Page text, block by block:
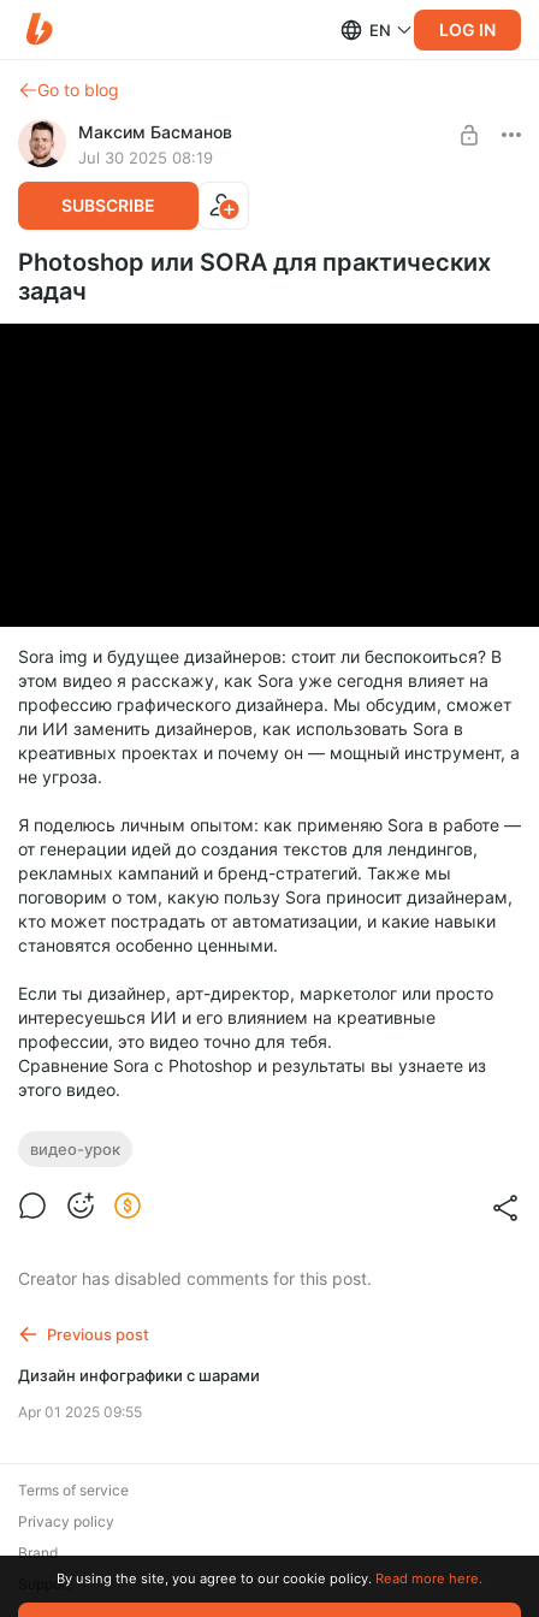
EN LOG IN
Go to blog
Максим Басманов
Jul 30 2025 08:19
SUBSCRIBE
Photoshop или SORA для практических
задач
Sora img и будущее дизайнеров: стоит ли беспокоиться? В
этом видео я расскажу, как Sora уже сегодня влияет на
профессию графического дизайнера. Мы обсудим, сможет
ли ИИ заменить дизайнеров, как использовать Sora в
креативных проектах и почему он — мощный инструмент, а
не угроза.
Я поделюсь личным опытом: как применяю Sora в работе —
от генерации идей до создания текстов для лендингов,
рекламных кампаний и бренд-стратегий. Также мы
поговорим о том, какую пользу Sora приносит дизайнерам,
кто может пострадать от автоматизации, и какие навыки
становятся особенно ценными.
Если ты дизайнер, арт-директор, маркетолог или просто
интересуешься ИИ и его влиянием на креативные
профессии, это видео точно для тебя.
Сравнение Sora с Photoshop и результаты вы узнаете из
этого видео.
видео-урок
Creator has disabled comments for this post.
Previous post
Дизайн инфографики с шарами
Apr 01 2025 09:55
Terms of service
Privacy policy
Brand
SupportBy using the site, you agree to our cookie policy. Read more here.